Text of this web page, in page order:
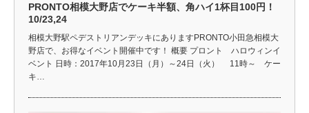
PRONTO相模大野店でケーキ半額、角ハイ1杯目100円！
10/23,24
相模大野駅ペデストリアンデッキにありますPRONTO小田急相模大
野店で、お得なイベント開催中です！ 概要 プロント ハロウィンイ
ベント 日時：2017年10月23日（月）～24日（火） 11時～ ケー
キ…